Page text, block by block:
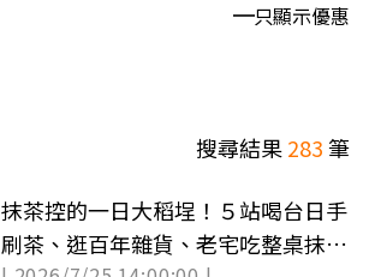
只顯示優惠
搜尋結果283筆
抹茶控的一日大稻埕！５站喝台日手
刷茶、逛百年雜貨、老宅吃整桌抹茶